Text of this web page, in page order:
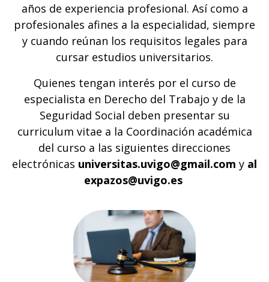
años de experiencia profesional. Así como a
profesionales afines a la especialidad, siempre
y cuando reúnan los requisitos legales para
cursar estudios universitarios.
Quienes tengan interés por el curso de
especialista en Derecho del Trabajo y de la
Seguridad Social deben presentar su
curriculum vitae a la Coordinación académica
del curso a las siguientes direcciones
electrónicas universitas.uvigo@gmail.com y al
expazos@uvigo.es